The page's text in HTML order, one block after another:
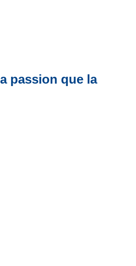
passion que la